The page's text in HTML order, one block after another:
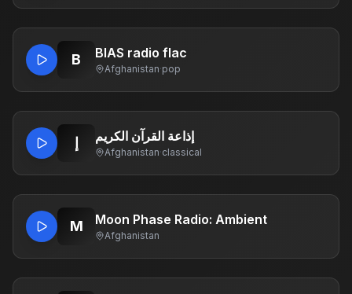
B BIAS radio flac
Afghanistan·pop
إذاعة القرآن الكريم
Afghanistan·classical
M Moon Phase Radio: Ambient
Afghanistan